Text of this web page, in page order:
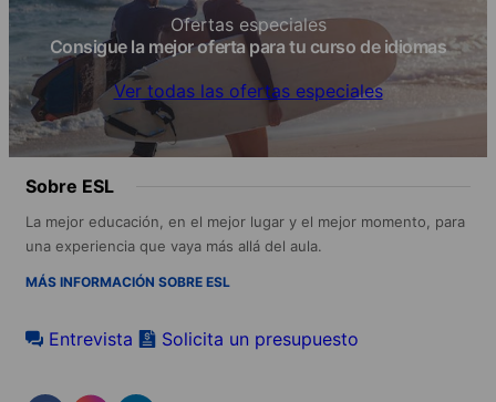
Ofertas especiales
Consigue la mejor oferta para tu curso de idiomas
Ver todas las ofertas especiales
Sobre ESL
La mejor educación, en el mejor lugar y el mejor momento, para
una experiencia que vaya más allá del aula.
MÁS INFORMACIÓN SOBRE ESL
Entrevista Solicita un presupuesto